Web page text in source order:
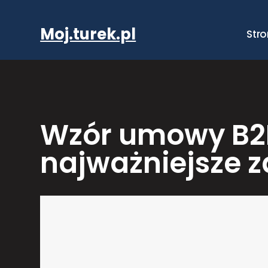
Moj.turek.pl
Wzór umowy
najważniejsze